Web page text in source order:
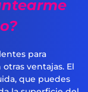
para
ventajas. El
que puedes